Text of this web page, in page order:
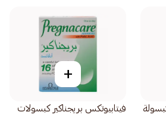
+
فيتابيوتكس بريجناكير كبسولات